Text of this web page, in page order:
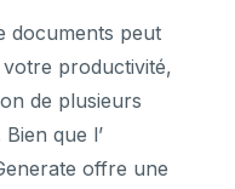
documents peut
productivité,
de plusieurs
que l’
offre une